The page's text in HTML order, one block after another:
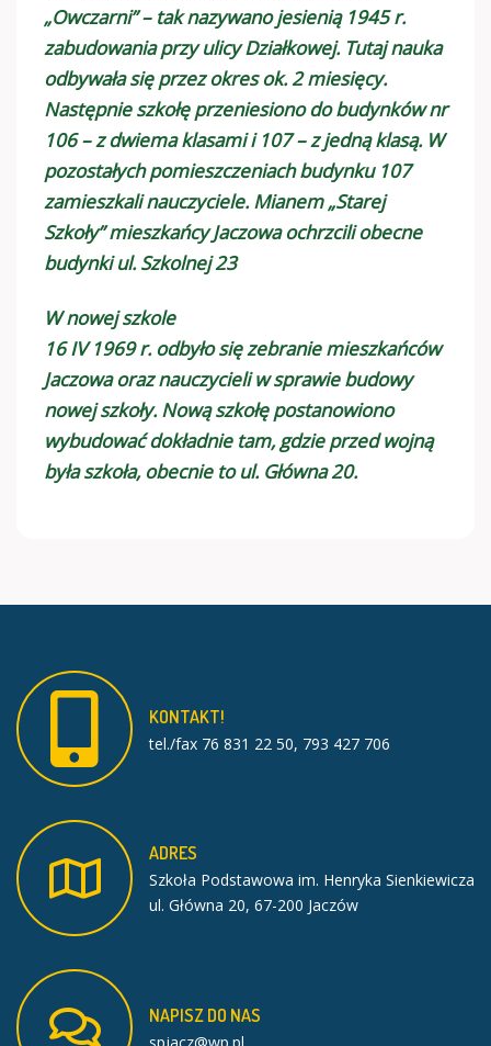
„Owczarni” – tak nazywano jesienią 1945 r.
zabudowania przy ulicy Działkowej. Tutaj nauka
odbywała się przez okres ok. 2 miesięcy.
Następnie szkołę przeniesiono do budynków nr
106 – z dwiema klasami i 107 – z jedną klasą. W
pozostałych pomieszczeniach budynku 107
zamieszkali nauczyciele. Mianem „Starej
Szkoły” mieszkańcy Jaczowa ochrzcili obecne
budynki ul. Szkolnej 23
W nowej szkole
16 IV 1969 r. odbyło się zebranie mieszkańców
Jaczowa oraz nauczycieli w sprawie budowy
nowej szkoły. Nową szkołę postanowiono
wybudować dokładnie tam, gdzie przed wojną
była szkoła, obecnie to ul. Główna 20.
KONTAKT!
tel./fax 76 831 22 50, 793 427 706
ADRES
Szkoła Podstawowa im. Henryka Sienkiewicza
ul. Główna 20, 67-200 Jaczów
NAPISZDO NAS